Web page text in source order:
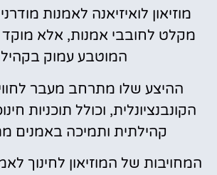
מוזיאון לואיזיאנה לאמנות
מקלט לחובבי אמנות, אלא מוקד
המוטבע עמוק
ההיצע שלו מתרחב מעבר
הקונבנציונלית, וכולל תוכניות
קהילתית ותמיכה באמנים
המחויבות של המוזיאון לחינוך